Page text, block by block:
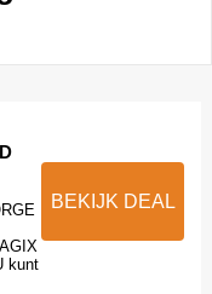
kunt
BEKIJK DEAL